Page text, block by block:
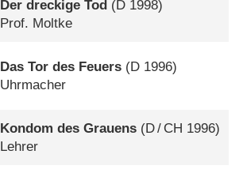
Der dreckige Tod (D 1998)
Prof. Moltke
Das Tor des Feuers (D 1996)
Uhrmacher
Kondom des Grauens (D/ CH 1996)
Lehrer